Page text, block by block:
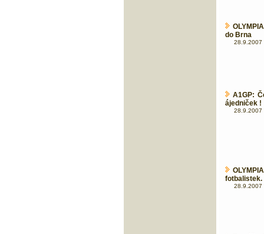
do Brna
28.9.2007
A1GP:
ájedniček !
28.9.2007
fotbalistek.
28.9.2007